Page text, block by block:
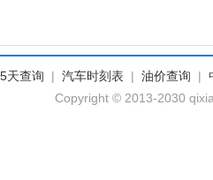
天查询 | 汽车时刻表 | 油价查询 |
Copyright © 2013-2030